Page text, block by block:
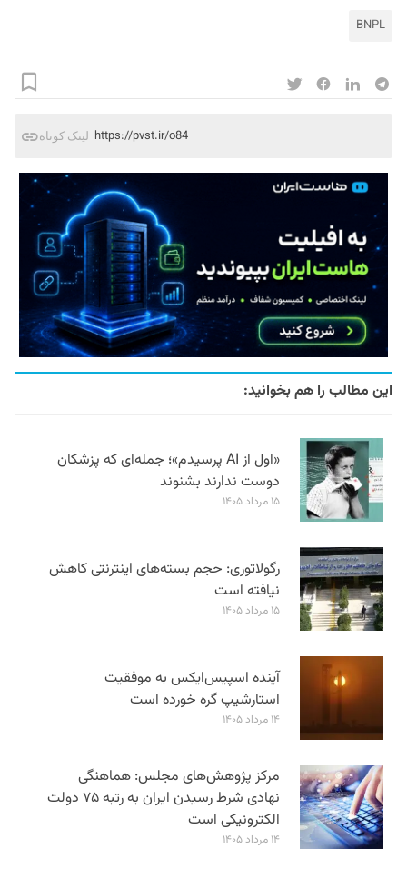
BNPL
لینک کوتاه https://pvst.ir/o84
این مطالب را هم بخوانید:
«اول از AI پرسیدم»؛ جمله‌ای که پزشکان
دوست ندارند بشنوند
۱۵ مرداد ۱۴۰۵
رگولاتوری: حجم بسته‌های اینترنتی کاهش
نیافته است
۱۵ مرداد ۱۴۰۵
آینده اسپیس‌ایکس به موفقیت
استارشیپ گره خورده است
۱۴ مرداد ۱۴۰۵
مرکز پژوهش‌های مجلس: هماهنگی
نهادی شرط رسیدن ایران به رتبه ۷۵ دولت
الکترونیکی است
۱۴ مرداد ۱۴۰۵